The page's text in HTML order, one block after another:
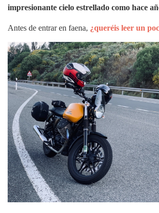
impresionante cielo estrellado como hace
Antes de entrar en faena, ¿queréis leer un